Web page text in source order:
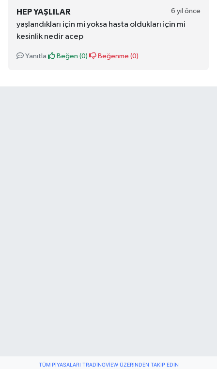
HEP YAŞLILAR 6 yıl önce
yaşlandıkları için mi yoksa hasta oldukları için mi
kesinlik nedir acep
Yanıtla Beğen (0) Beğenme (0)
TÜM PIYASALARI TRADINGVIEW ÜZERINDEN TAKIP EDIN